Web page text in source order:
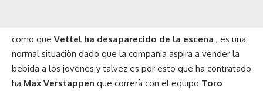
como que Vettel ha desaparecido de la escena , es una
normal situaciòn dado que la compania aspira a vender la
bebida a los jovenes y talvez es por esto que ha contratado
ha Max Verstappen que correrà con el equipo Toro